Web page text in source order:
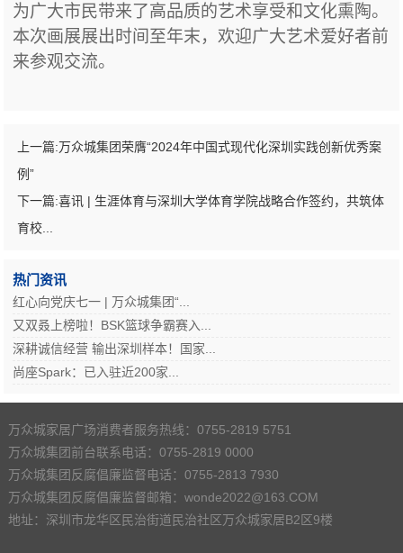
为广大市民带来了高品质的艺术享受和文化熏陶。
本次画展展出 时间至年末，欢迎广大艺术爱好者前
来参观交流。
上一篇:万众城集团荣膺“2024年中国式现代化深圳实践创新优秀案
例”
下一篇:喜讯 | 生涯体育与深圳大学体育学院战略合作签约，共筑体
育校...
热门资讯
红心向党庆七一 | 万众城集团“...
又双叒上榜啦！BSK篮球争霸赛入...
深耕诚信经营 输出深圳样本！国家...
尚座Spark：已入驻近200家...
万众城家居广场消费者服务热线：0755-2819 5751
万众城集团前台联系电话：0755-2819 0000
万众城集团反腐倡廉监督电话：0755-2813 7930
万众城集团反腐倡廉监督邮箱：wonde2022@163.COM
地址：深圳市龙华区民治街道民治社区万众城家居B2区9楼